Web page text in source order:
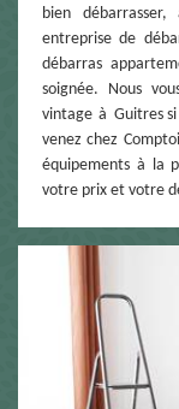
bien
entreprise de
débarras
soignée. Nous
vintage à Guitres
venez chez
équipements à la
votre prix et votre